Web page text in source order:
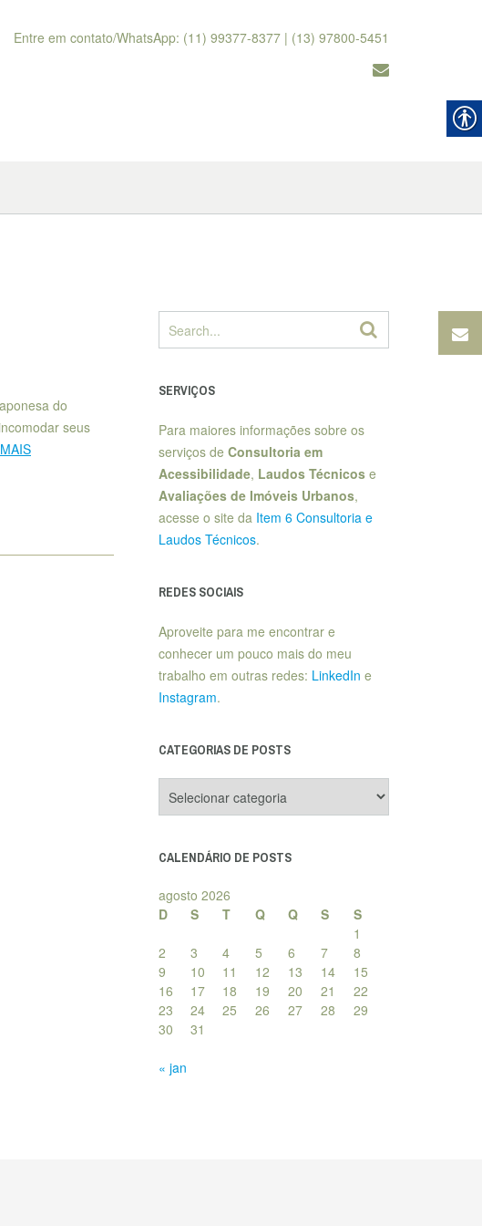
Entre em contato/WhatsApp: (11) 99377-8377 | (13) 97800-5451
do
seus
SERVIÇOS
Para maiores informações sobre os
serviços de Consultoria em
Acessibilidade, Laudos Técnicose
Avaliações de Imóveis Urbanos,
acesse o site da Item 6 Consultoria e
Laudos Técnicos.
REDES SOCIAIS
Aproveite para me encontrar e
conhecer um pouco mais do meu
trabalho em outras redes: LinkedIn e
Instagram.
CATEGORIAS DE POSTS
de
CALENDÁRIO DE POSTS
agosto 2026
D
S T Q Q S
S
1
2
3 4 5 6 7
8
9
10 11 12 13 14
15
16
17 18 19 20 21
22
23
24 25 26 27 28
29
30
31
« jan